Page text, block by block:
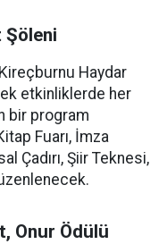
Şöleni
Haydar
etkinliklerde her
bir program
Fuarı, İmza
Çadırı, Şiir Teknesi,
Onur Ödülü